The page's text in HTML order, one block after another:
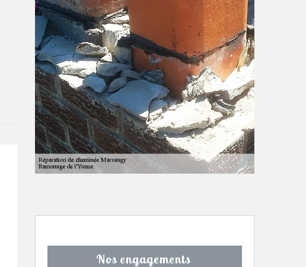
Nos engagements